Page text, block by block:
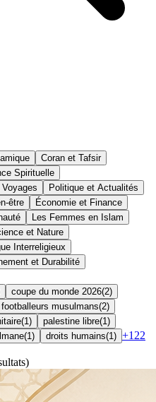
Coran et Tafsir
Spirituelle
Voyages
Politique et Actualités
être
Économie et Finance
Les Femmes en Islam
et Nature
Interreligieux
et Durabilité
coupe du monde 2026(2)
footballeurs musulmans(2)
(1 ) palestine libre(1 )
(1 ) droits humains(1 ) +122
)